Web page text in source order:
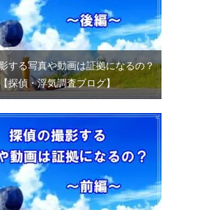
する写真や動画は証拠になるの？
探偵・浮気調査ブログ】